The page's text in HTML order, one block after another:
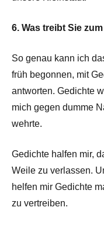
6. Was treibt Sie
So genau kann ich
früh begonnen, mit
antworten. Gedichte
mich gegen dumme
wehrte.
Gedichte halfen mir,
Weile zu verlassen.
helfen mir Gedichte
zu vertreiben.